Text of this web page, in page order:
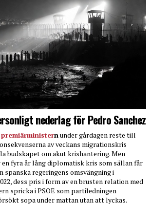
nederlag för Pedro Sanchez
n under gårdagen reste till
av veckans migrationskris
budskapet om akut krishantering. Men
fyra år lång diplomatisk kris som sällan får
spanska regeringens omsvängning i
dess pris i form av en brusten relation med
spricka i PSOE som partiledningen
sopa under mattan utan att lyckas.